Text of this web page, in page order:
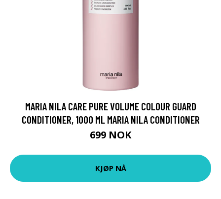
MARIA NILA CARE PURE VOLUME COLOUR GUARD
CONDITIONER, 1000 ML MARIA NILA CONDITIONER
699 NOK
KJØP NÅ